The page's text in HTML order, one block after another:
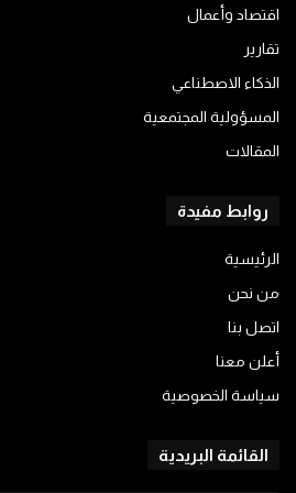
اقتصاد وأعمال
تقارير
الذكاء الاصطناعي
المسؤولية المجتمعية
المقالات
روابط مفيدة
الرئيسية
من نحن
اتصل بنا
أعلن معنا
سياسة الخصوصية
القائمة البريدية